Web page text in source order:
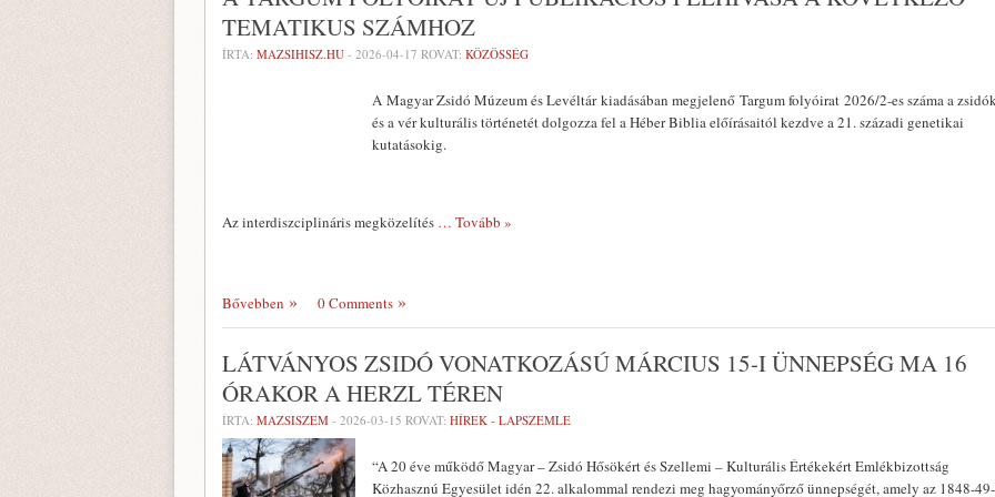
TEMATIKUS SZÁMHOZ
ÍRTA: MAZSIHISZ.HU - 2026-04-17 ROVAT: KÖZÖSSÉG
A Magyar Zsidó Múzeum és Levéltár kiadásában megjelenő Targum folyóirat 2026/2-es száma a
és a vér kulturális történetét dolgozza fel a Héber Biblia előírásaitól kezdve a 21. századi genetikai
kutatásokig.
Az interdiszciplináris megközelítés … Tovább »
Bővebben 0 Comments
LÁTVÁNYOS ZSIDÓ VONATKOZÁSÚ MÁRCIUS 15-I ÜNNEPSÉG MA 16
ÓRAKOR A HERZL TÉREN
ÍRTA: MAZSISZEM - 2026-03-15 ROVAT: HÍREK - LAPSZEMLE
“A 20 éve működő Magyar – Zsidó Hősökért és Szellemi – Kulturális Értékekért Emlékbizottság
Közhasznú Egyesület idén 22. alkalommal rendezi meg hagyományőrző ünnepségét, amely az 1848-49-